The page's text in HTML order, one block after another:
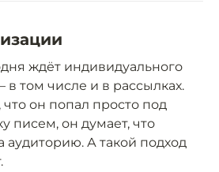
ждёт индивидуального
в том числе и в рассылках.
он попал просто под
писем, он думает, что
аудиторию. А такой подход